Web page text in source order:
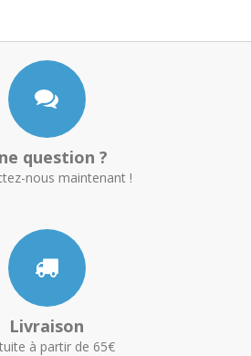
question ?
nous maintenant !
Livraison
à partir de 65€